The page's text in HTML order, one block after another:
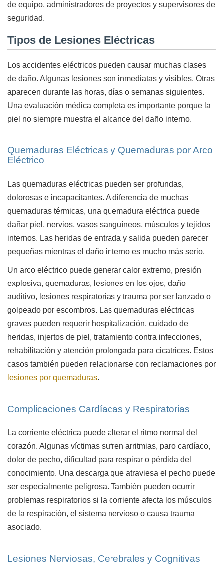
de equipo, administradores de proyectos y supervisores de
seguridad.
Tipos de Lesiones Eléctricas
Los accidentes eléctricos pueden causar muchas clases
de daño. Algunas lesiones son inmediatas y visibles. Otras
aparecen durante las horas, días o semanas siguientes.
Una evaluación médica completa es importante porque la
piel no siempre muestra el alcance del daño interno.
Quemaduras Eléctricas y Quemaduras por Arco
Eléctrico
Las quemaduras eléctricas pueden ser profundas,
dolorosas e incapacitantes. A diferencia de muchas
quemaduras térmicas, una quemadura eléctrica puede
dañar piel, nervios, vasos sanguíneos, músculos y tejidos
internos. Las heridas de entrada y salida pueden parecer
pequeñas mientras el daño interno es mucho más serio.
Un arco eléctrico puede generar calor extremo, presión
explosiva, quemaduras, lesiones en los ojos, daño
auditivo, lesiones respiratorias y trauma por ser lanzado o
golpeado por escombros. Las quemaduras eléctricas
graves pueden requerir hospitalización, cuidado de
heridas, injertos de piel, tratamiento contra infecciones,
rehabilitación y atención prolongada para cicatrices. Estos
casos también pueden relacionarse con reclamaciones por
lesiones por quemaduras.
Complicaciones Cardíacas y Respiratorias
La corriente eléctrica puede alterar el ritmo normal del
corazón. Algunas víctimas sufren arritmias, paro cardíaco,
dolor de pecho, dificultad para respirar o pérdida del
conocimiento. Una descarga que atraviesa el pecho puede
ser especialmente peligrosa. También pueden ocurrir
problemas respiratorios si la corriente afecta los músculos
de la respiración, el sistema nervioso o causa trauma
asociado.
Lesiones Nerviosas, Cerebrales y Cognitivas